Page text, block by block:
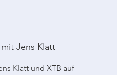
Jens Klatt
Klatt und XTB auf